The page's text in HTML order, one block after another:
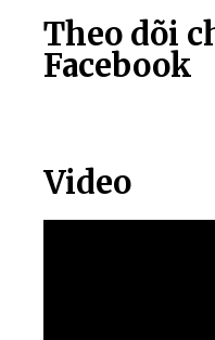
Theo dõi
Facebook
Video